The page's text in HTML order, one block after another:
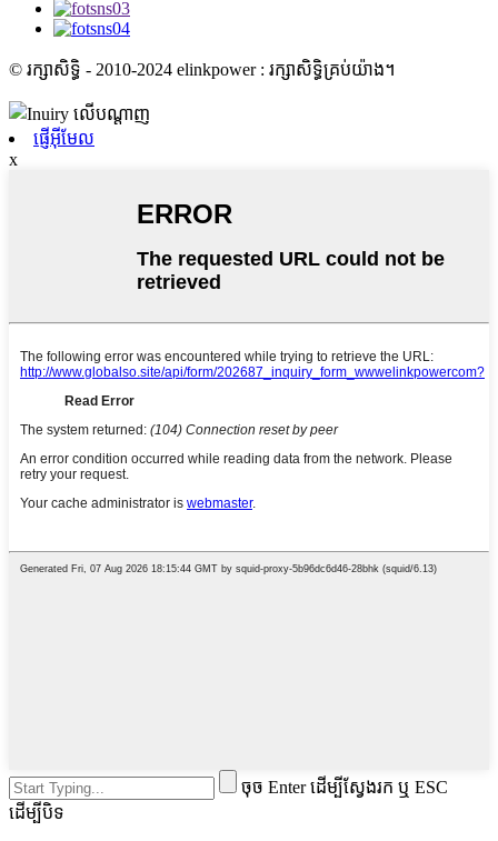
© រក្សាសិទ្ធិ - 2010-2024 elinkpower : រក្សាសិទ្ធិគ្រប់យ៉ាង។
ផ្ញើអ៊ីមែល
x
ចុច Enter ដើម្បីស្វែងរក ឬ ESC
ដើម្បីបិទ